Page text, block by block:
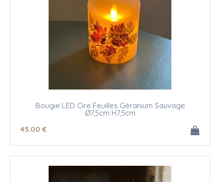
Bougie LED Cire Feuilles Géranium Sauvage
Ø7,5cm H7,5cm
45.00 €